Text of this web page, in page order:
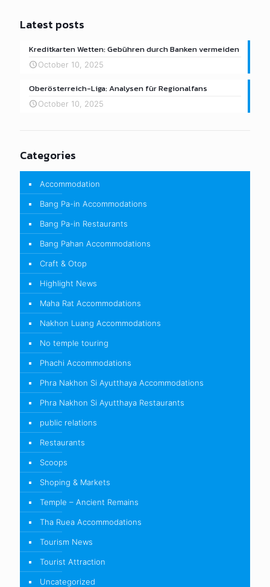
Latest posts
Kreditkarten Wetten: Gebühren durch Banken vermeiden
October 10, 2025
Oberösterreich-Liga: Analysen für Regionalfans
October 10, 2025
Categories
Accommodation
Bang Pa-in Accommodations
Bang Pa-in Restaurants
Bang Pahan Accommodations
Craft & Otop
Highlight News
Maha Rat Accommodations
Nakhon Luang Accommodations
No temple touring
Phachi Accommodations
Phra Nakhon Si Ayutthaya Accommodations
Phra Nakhon Si Ayutthaya Restaurants
public relations
Restaurants
Scoops
Shoping & Markets
Temple – Ancient Remains
Tha Ruea Accommodations
Tourism News
Tourist Attraction
Uncategorized